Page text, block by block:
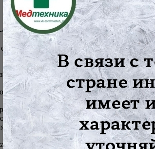
специально предназначен для легкой
пелотами. Конструкция бандажа
специальных пелотов
бандажа Orlett HB-484:
и косых грыж при подъеме тяжестей,
грыж;